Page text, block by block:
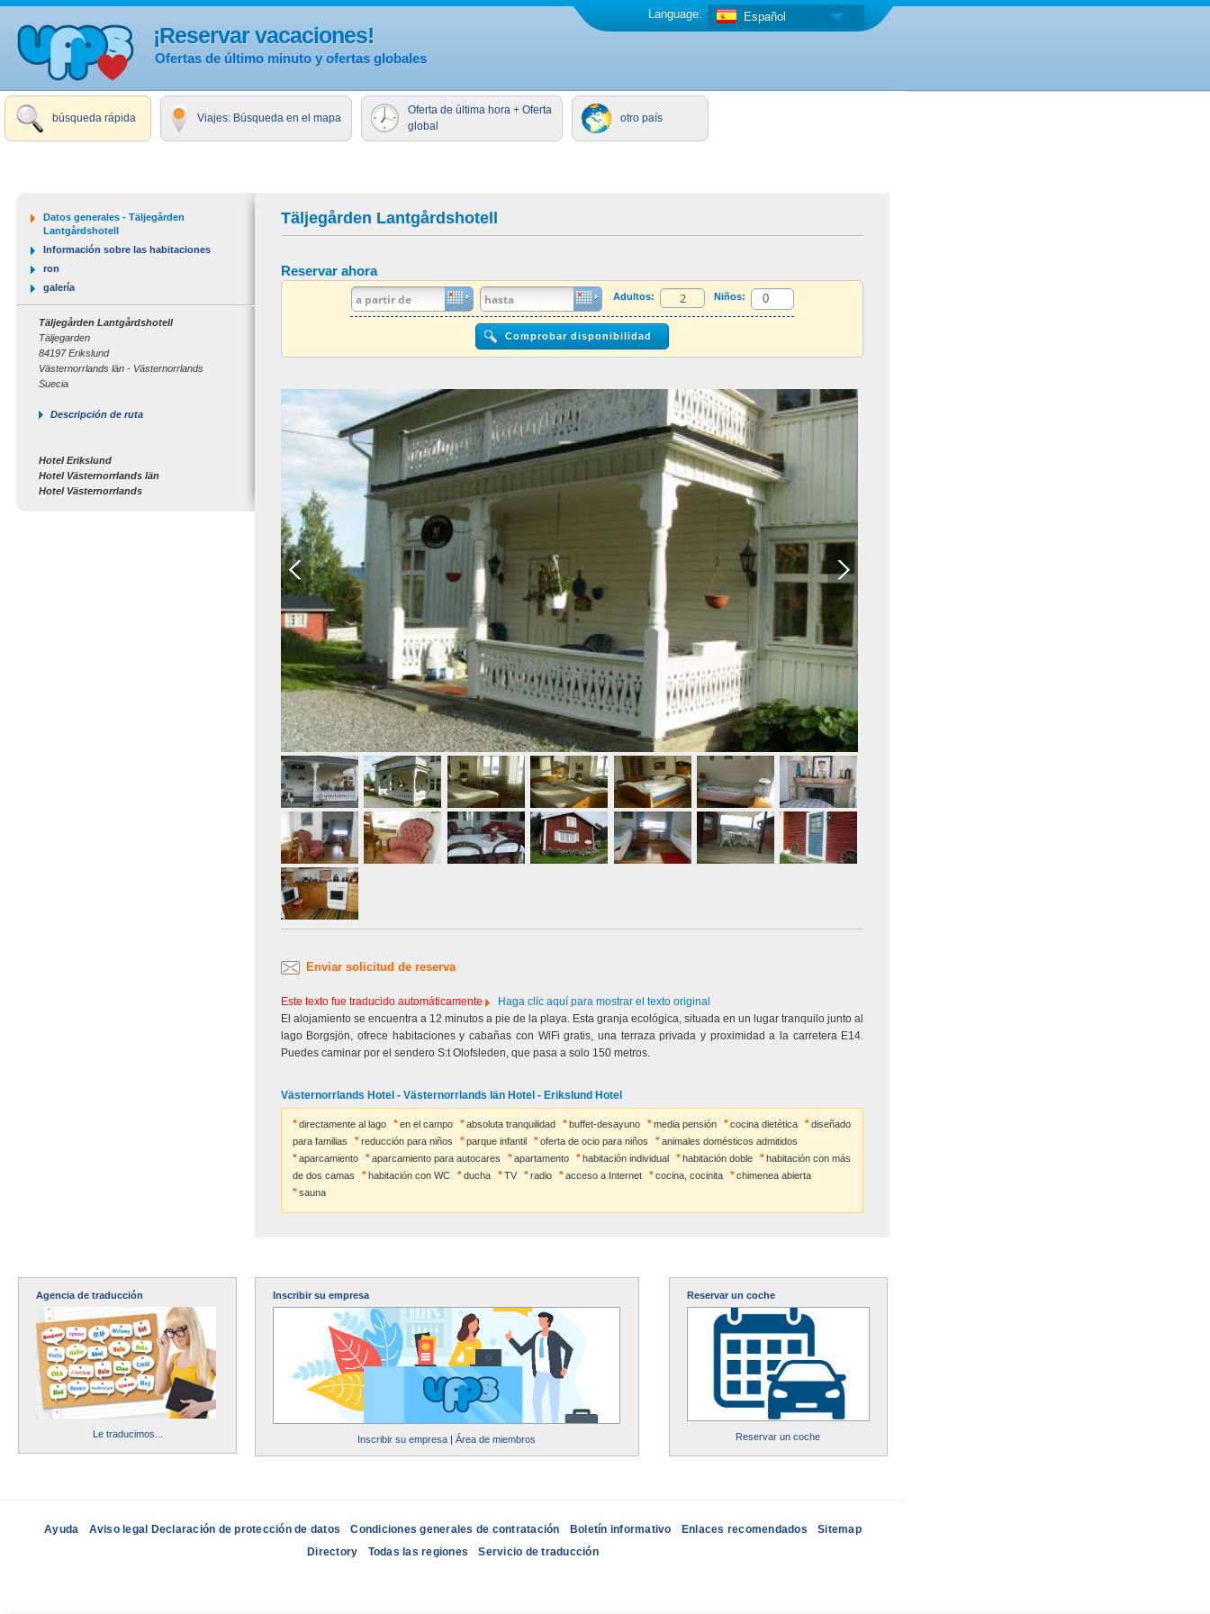
¡Reservar vacaciones!
Ofertas de último minuto y ofertas globales
Español
Language:
búsqueda rápida Viajes: Búsqueda en el mapa
Oferta de última hora + Oferta
global
otro país
Täljegården Lantgårdshotell
Reservar ahora
Adultos: Niños:
Enviar solicitud de reserva
Este texto fue traducido automáticamente
Haga clic aquí para mostrar el texto original
El alojamiento se encuentra a 12 minutos a pie de la playa. Esta granja ecológica, situada en un lugar tranquilo junto al
lago Borgsjön, ofrece habitaciones y cabañas con WiFi gratis, una terraza privada y proximidad a la carretera E14.
Puedes caminar por el sendero S:t Olofsleden, que pasa a solo 150 metros.
Västernorrlands Hotel - Västernorrlands län Hotel - Erikslund Hotel
directamente al lago en el campo absoluta tranquilidad buffet-desayuno media pensión cocina dietética
diseñado
para familias
reducción para niños parque infantil oferta de ocio para niños
animales domésticos admitidos
aparcamiento
aparcamiento para autocares apartamento habitación individual habitación doble
habitación con más
de dos camas
habitación con WC ducha TV radio acceso a Internet cocina, cocinita
chimenea abierta
sauna
Datos generales - Täljegården
Lantgårdshotell
Información sobre las habitaciones
ron
galería
Täljegården Lantgårdshotell
Täljegarden
84197 Erikslund
Västernorrlands län - Västernorrlands
Suecia
Descripción de ruta
Hotel Erikslund
Hotel Västernorrlands län
Hotel Västernorrlands
Agencia de traducción
Le traducimos...
Inscribir su empresa
Inscribir su empresa |Área de miembros
Reservar un coche
Reservar un coche
Ayuda Aviso legal Declaración de protección de datos Condiciones generales de contratación Boletín informativo Enlaces recomendados
Sitemap
Directory
Todas las regiones Servicio de traducción